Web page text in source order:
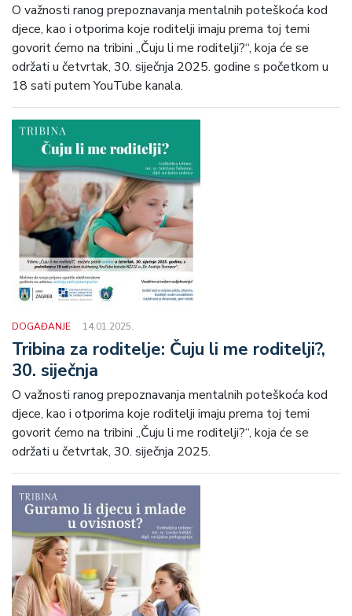
O važnosti ranog prepoznavanja mentalnih poteškoća kod
djece, kao i otporima koje roditelji imaju prema toj temi
govorit ćemo na tribini „Čuju li me roditelji?“, koja će se
održati u četvrtak, 30. siječnja 2025. godine s početkom u
18 sati putem YouTube kanala.
DOGAĐANJE 14.01.2025.
Tribina za roditelje: Čuju li me roditelji?,
30. siječnja
O važnosti ranog prepoznavanja mentalnih poteškoća kod
djece, kao i otporima koje roditelji imaju prema toj temi
govorit ćemo na tribini „Čuju li me roditelji?“, koja će se
održati u četvrtak, 30. siječnja 2025.